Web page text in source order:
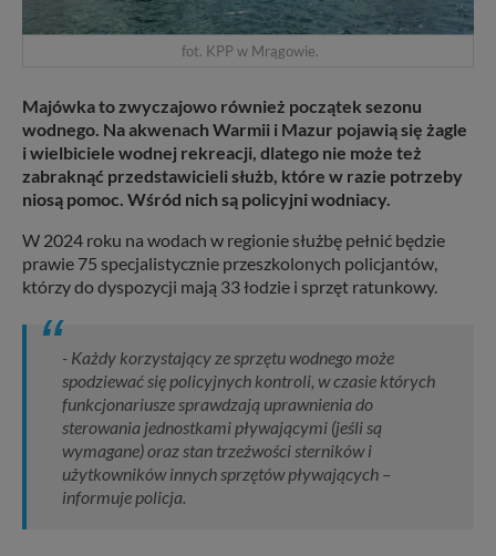
fot. KPP w Mrągowie.
Majówka to zwyczajowo również początek sezonu
wodnego. Na akwenach Warmii i Mazur pojawią się żagle
i wielbiciele wodnej rekreacji, dlatego nie może też
zabraknąć przedstawicieli służb, które w razie potrzeby
niosą pomoc. Wśród nich są policyjni wodniacy.
W 2024 roku na wodach w regionie służbę pełnić będzie
prawie 75 specjalistycznie przeszkolonych policjantów,
którzy do dyspozycji mają 33 łodzie i sprzęt ratunkowy.
- Każdy korzystający ze sprzętu wodnego może
spodziewać się policyjnych kontroli, w czasie których
funkcjonariusze sprawdzają uprawnienia do
sterowania jednostkami pływającymi (jeśli są
wymagane) oraz stan trzeźwości sterników i
użytkowników innych sprzętów pływających –
informuje policja.